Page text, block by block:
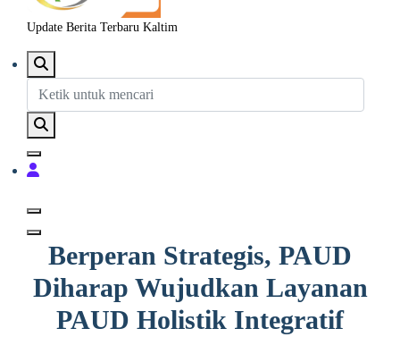
Update Berita Terbaru Kaltim
Berperan Strategis, PAUD
Diharap Wujudkan Layanan
PAUD Holistik Integratif